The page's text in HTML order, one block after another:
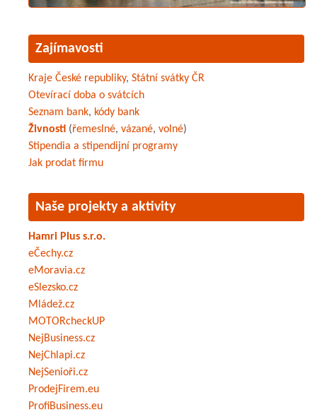
Zajímavosti
Kraje České republiky, Státní svátky ČR
Otevírací doba o svátcích
Seznam bank, kódy bank
Živnosti (řemeslné, vázané, volné)
Stipendia a stipendijní programy
Jak prodat firmu
Naše projekty a aktivity
Hamri Plus s.r.o.
eČechy.cz
eMoravia.cz
eSlezsko.cz
Mládež.cz
MOTORcheckUP
NejBusiness.cz
NejChlapi.cz
NejSenioři.cz
ProdejFirem.eu
ProfiBusiness.eu